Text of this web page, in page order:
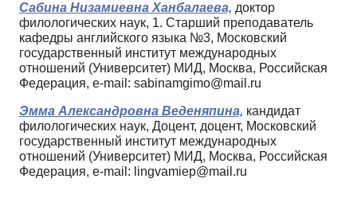
Сабина Низамиевна Ханбалаева, доктор
филологических наук, 1. Старший преподаватель
кафедры английского языка №3, Московский
государственный институт международных
отношений (Университет) МИД, Москва, Российская
Федерация, e-mail: sabinamgimo@mail.ru
Эмма Александровна Веденяпина, кандидат
филологических наук, Доцент, доцент, Московский
государственный институт международных
отношений (Университет) МИД, Москва, Российская
Федерация, e-mail: lingvamiep@mail.ru